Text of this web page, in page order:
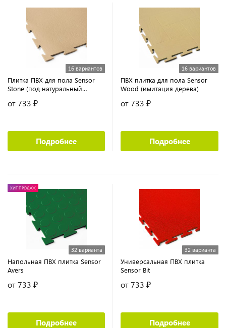
16 вариантов
Плитка ПВХ для пола Sensor
Stone (под натуральный
от 733 ₽
Подробнее
16 вариантов
ПВХ плитка для пола Sensor
Wood (имитация дерева)
от 733 ₽
Подробнее
ХИТ ПРОДАЖ
32 варианта
Напольная ПВХ плитка Sensor
Avers
от 733 ₽
Подробнее
32 варианта
Универсальная ПВХ плитка
Sensor Bit
от 733 ₽
Подробнее